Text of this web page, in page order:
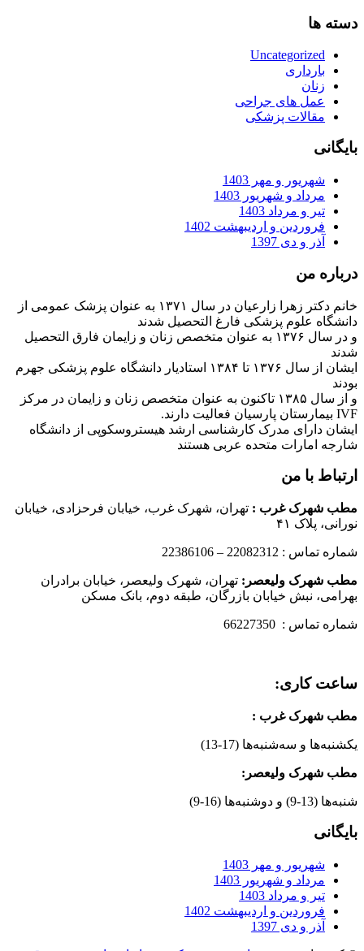
دسته ها
Uncategorized
بارداری
زنان
عمل های جراحی
مقالات پزشکی
بایگانی
شهریور و مهر 1403
مرداد و شهریور 1403
تیر و مرداد 1403
فروردین و اردیبهشت 1402
آذر و دی 1397
درباره من
خانم دکتر زهرا زارعیان در سال ۱۳۷۱ به عنوان پزشک عمومی از
دانشگاه علوم پزشکی فارغ التحصیل شدند
و در سال ۱۳۷۶ به عنوان متخصص زنان و زایمان فارق التحصیل
شدند
ایشان از سال ۱۳۷۶ تا ۱۳۸۴ استادیار دانشگاه علوم پزشکی جهرم
بودند
و از سال ۱۳۸۵ تاکنون به عنوان متخصص زنان و زایمان در مرکز
IVF بیمارستان پارسیان فعالیت دارند.
ایشان دارای مدرک کارشناسی ارشد هیستروسکوپی از دانشگاه
شارجه امارات متحده عربی هستند
ارتباط با من
مطب شهرک غرب : تهران، شهرک غرب، خیابان فرحزادی، خیابان
نورانی، پلاک ۴۱
شماره تماس : 22082312 – 22386106
مطب شهرک ولیعصر: تهران، شهرک ولیعصر، خیابان برادران
بهرامی، نبش خیابان بازرگان، طبقه دوم، بانک مسکن
شماره تماس : 66227350
ساعت کاری:
مطب شهرک غرب :
یکشنبه‌ها و سه‌شنبه‌ها (17-13)
مطب شهرک ولیعصر:
شنبه‌ها (13-9) و دوشنبه‌ها (16-9)
بایگانی
شهریور و مهر 1403
مرداد و شهریور 1403
تیر و مرداد 1403
فروردین و اردیبهشت 1402
آذر و دی 1397